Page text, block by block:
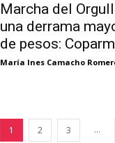
Marcha del
una derrama
de pesos:
María Ines Camacho
1 2 3 ...